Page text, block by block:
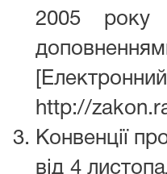
2005
http://
Конвенції
від 4